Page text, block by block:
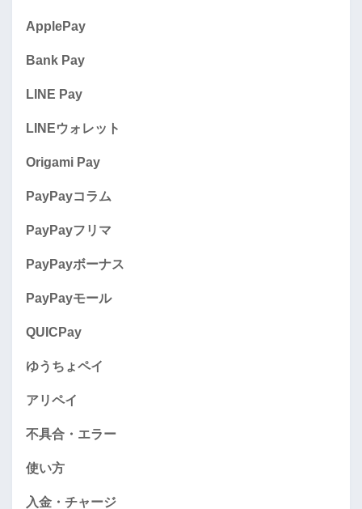
ApplePay
Bank Pay
LINE Pay
LINEウォレット
Origami Pay
PayPayコラム
PayPayフリマ
PayPayボーナス
PayPayモール
QUICPay
ゆうちょペイ
アリペイ
不具合・エラー
使い方
入金・チャージ